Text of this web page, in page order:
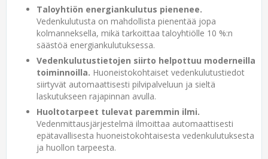
Taloyhtiön energiankulutus pienenee.
Vedenkulutusta on mahdollista pienentää jopa
kolmanneksella, mikä tarkoittaa taloyhtiölle 10 %:n
säästöä energiankulutuksessa.
Vedenkulutustietojen siirto helpottuu moderneilla
toiminnoilla. Huoneistokohtaiset vedenkulutustiedot
siirtyvät automaattisesti pilvipalveluun ja sieltä
laskutukseen rajapinnan avulla.
Huoltotarpeet tulevat paremmin ilmi.
Vedenmittausjärjestelmä ilmoittaa automaattisesti
epätavallisesta huoneistokohtaisesta vedenkulutuksesta
ja huollon tarpeesta.